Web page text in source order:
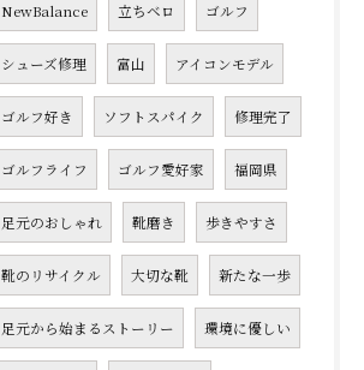
NewBalance 立ちベロ ゴルフ
シューズ修理 富山 アイコンモデル
ゴルフ好き ソフトスパイク 修理完了
ゴルフライフ ゴルフ愛好家 福岡県
足元のおしゃれ 靴磨き 歩きやすさ
靴のリサイクル 大切な靴 新たな一歩
足元から始まるストーリー 環境に優しい